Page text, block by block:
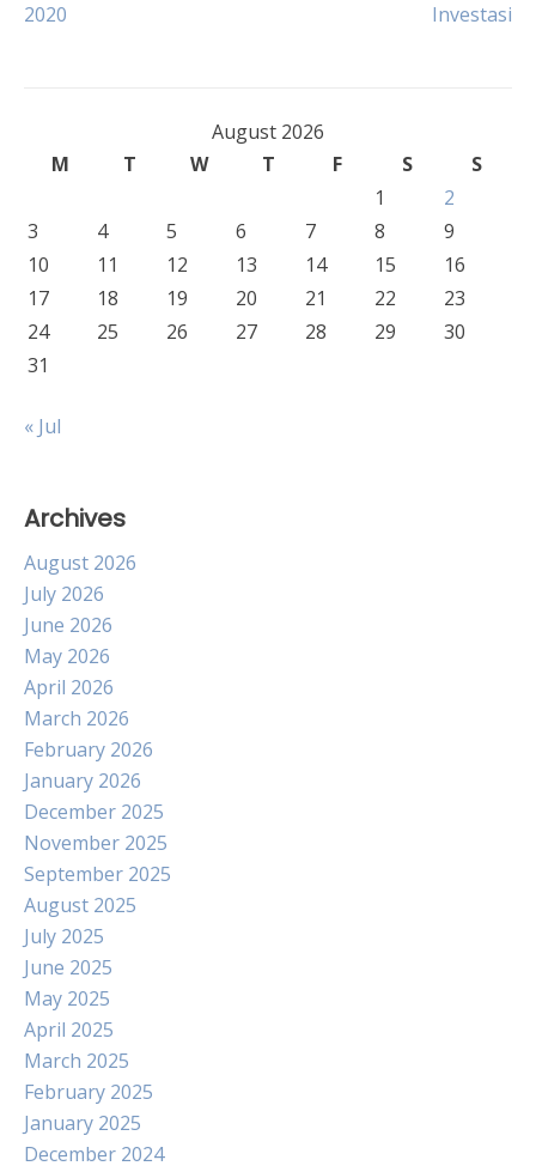
navigation
2020
Investasi
August 2026
M
T W T F S
S
1
2
3
4 5 6 7 8
9
10
11 12 13 14 15
16
17
18 19 20 21 22
23
24
25 26 27 28 29
30
31
« Jul
Archives
August 2026
July 2026
June 2026
May 2026
April 2026
March 2026
February 2026
January 2026
December 2025
November 2025
September 2025
August 2025
July 2025
June 2025
May 2025
April 2025
March 2025
February 2025
January 2025
December 2024